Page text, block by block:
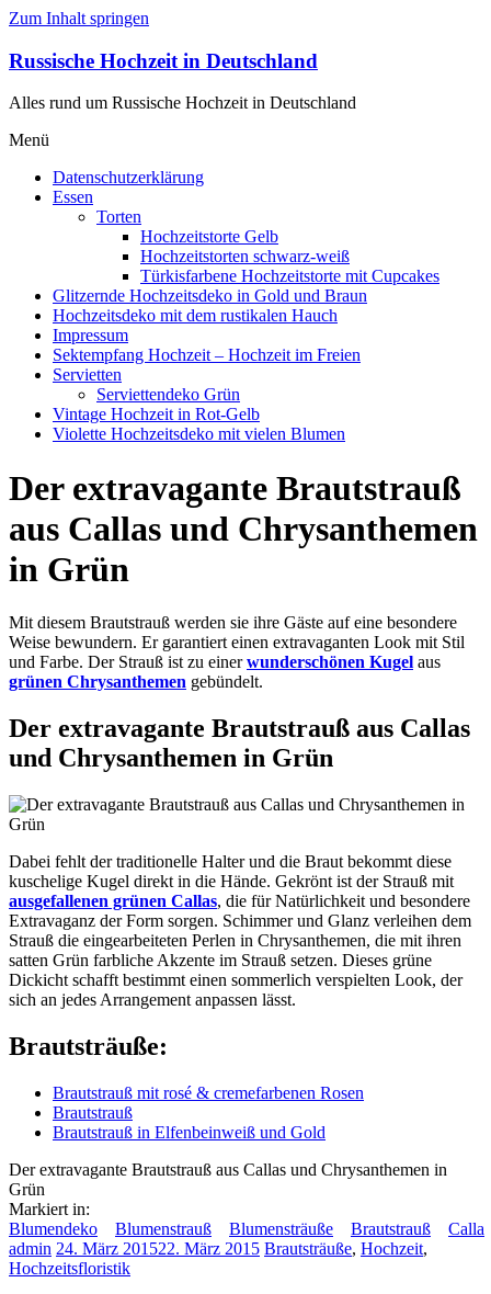
Zum Inhalt springen
Russische Hochzeit in Deutschland
Alles rund um Russische Hochzeit in Deutschland
Menü
Datenschutzerklärung
Essen
Torten
Hochzeitstorte Gelb
Hochzeitstorten schwarz-weiß
Türkisfarbene Hochzeitstorte mit Cupcakes
Glitzernde Hochzeitsdeko in Gold und Braun
Hochzeitsdeko mit dem rustikalen Hauch
Impressum
Sektempfang Hochzeit – Hochzeit im Freien
Servietten
Serviettendeko Grün
Vintage Hochzeit in Rot-Gelb
Violette Hochzeitsdeko mit vielen Blumen
Der extravagante Brautstrauß
aus Callas und Chrysanthemen
in Grün
Mit diesem Brautstrauß werden sie ihre Gäste auf eine besondere
Weise bewundern. Er garantiert einen extravaganten Look mit Stil
und Farbe. Der Strauß ist zu einerwunderschönen Kugel aus
grünen Chrysanthemen gebündelt.
Der extravagante Brautstrauß aus Callas
und Chrysanthemen in Grün
Dabei fehlt der traditionelle Halter und die Braut bekommt diese
kuschelige Kugel direkt in die Hände. Gekrönt ist der Strauß mit
ausgefallenen grünen Callas, die für Natürlichkeit und besondere
Extravaganz der Form sorgen. Schimmer und Glanz verleihen dem
Strauß die eingearbeiteten Perlen in Chrysanthemen, die mit ihren
satten Grün farbliche Akzente im Strauß setzen. Dieses grüne
Dickicht schafft bestimmt einen sommerlich verspielten Look, der
sich an jedes Arrangement anpassen lässt.
Brautsträuße:
Brautstrauß mit rosé & cremefarbenen Rosen
Brautstrauß
Brautstrauß in Elfenbeinweiß und Gold
Der extravagante Brautstrauß aus Callas und Chrysanthemen in
Grün
Markiert in:
Blumendeko
Blumenstrauß Blumensträuße Brautstrauß
Calla
admin 24. März 201522. März 2015 Brautsträuße, Hochzeit,
Hochzeitsfloristik